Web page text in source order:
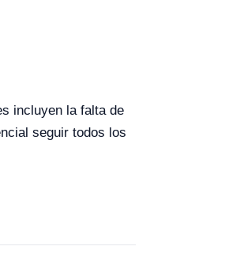
incluyen la falta de
seguir todos los